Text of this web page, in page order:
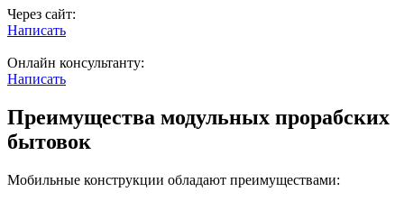
Через сайт:
Написать
Онлайн консультанту:
Написать
Преимущества модульных прорабских
бытовок
Мобильные конструкции обладают преимуществами: